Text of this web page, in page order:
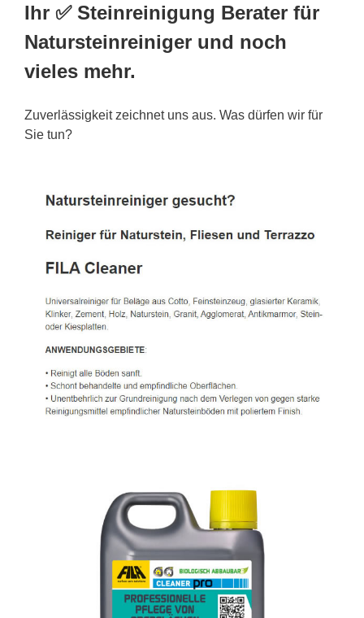
Ihr ✅ Steinreinigung Berater für
Natursteinreiniger und noch
vieles mehr.
Zuverlässigkeit zeichnet uns aus. Was dürfen wir für
Sie tun?